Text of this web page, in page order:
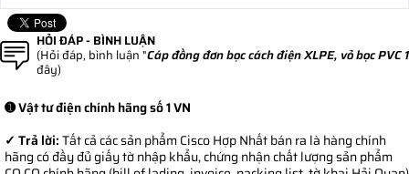
HỎI ĐÁP - BÌNH LUẬN
(Hỏi đáp, bình luận "Cáp đồng đơn bọc cách điện XLPE, vỏ bọc PVC
đây)
➊ Vật tư điện chính hãng số 1 VN
✓ Trả lời:Tất cả các sản phẩm Cisco Hợp Nhất bán ra là hàng chính
hãng có đầy đủ giấy tờ nhập khẩu, chứng nhận chất lượng sản phẩm